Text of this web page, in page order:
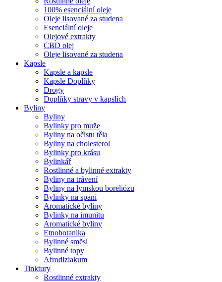
100% esenciální oleje
Oleje lisované za studena
Esenciální oleje
Olejové extrakty
CBD olej
Oleje lisované za studena
Kapsle
Kapsle a kapsle
Kapsle Doplňky
Drogy
Doplňky stravy v kapslích
Byliny
Byliny
Bylinky pro muže
Byliny na očistu těla
Byliny na cholesterol
Bylinky pro krásu
Bylinkář
Rostlinné a bylinné extrakty
Byliny na trávení
Byliny na lymskou boreliózu
Bylinky na spaní
Aromatické byliny
Bylinky na imunitu
Aromatické byliny
Etnobotanika
Bylinné směsi
Bylinné topy
Afrodiziakum
Tinktury
Rostlinné extrakty